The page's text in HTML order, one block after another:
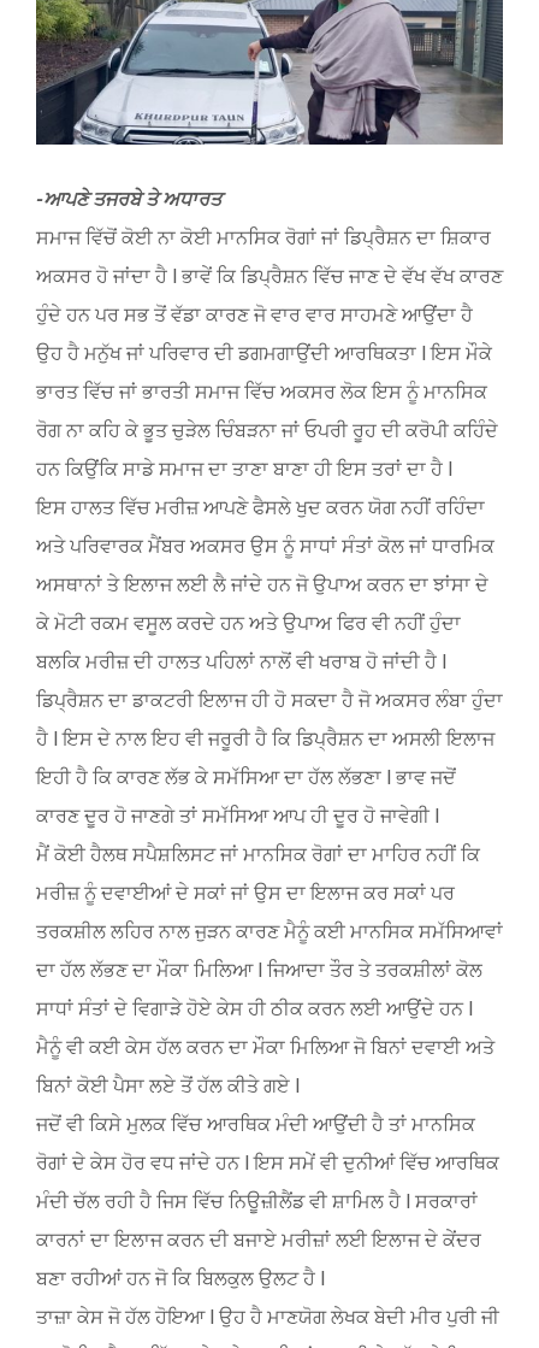
Image
-ਆਪਣੇ ਤਜਰਬੇ ਤੇ ਅਧਾਰਤ
ਸਮਾਜ ਵਿੱਚੋਂ ਕੋਈ ਨਾ ਕੋਈ ਮਾਨਸਿਕ ਰੋਗਾਂ ਜਾਂ ਡਿਪ੍ਰੈਸ਼ਨ ਦਾ ਸ਼ਿਕਾਰ
ਅਕਸਰ ਹੋ ਜਾਂਦਾ ਹੈ l ਭਾਵੇਂ ਕਿ ਡਿਪ੍ਰੈਸ਼ਨ ਵਿੱਚ ਜਾਣ ਦੇ ਵੱਖ ਵੱਖ ਕਾਰਣ
ਹੁੰਦੇ ਹਨ ਪਰ ਸਭ ਤੋਂ ਵੱਡਾ ਕਾਰਣ ਜੋ ਵਾਰ ਵਾਰ ਸਾਹਮਣੇ ਆਉਂਦਾ ਹੈ
ਉਹ ਹੈ ਮਨੁੱਖ ਜਾਂ ਪਰਿਵਾਰ ਦੀ ਡਗਮਗਾਉਂਦੀ ਆਰਥਿਕਤਾ l ਇਸ ਮੌਕੇ
ਭਾਰਤ ਵਿੱਚ ਜਾਂ ਭਾਰਤੀ ਸਮਾਜ ਵਿੱਚ ਅਕਸਰ ਲੋਕ ਇਸ ਨੂੰ ਮਾਨਸਿਕ
ਰੋਗ ਨਾ ਕਹਿ ਕੇ ਭੂਤ ਚੁੜੇਲ ਚਿੰਬੜਨਾ ਜਾਂ ਓਪਰੀ ਰੂਹ ਦੀ ਕਰੋਪੀ ਕਹਿੰਦੇ
ਹਨ ਕਿਉਂਕਿ ਸਾਡੇ ਸਮਾਜ ਦਾ ਤਾਣਾ ਬਾਣਾ ਹੀ ਇਸ ਤਰਾਂ ਦਾ ਹੈ l
ਇਸ ਹਾਲਤ ਵਿੱਚ ਮਰੀਜ਼ ਆਪਣੇ ਫੈਸਲੇ ਖੁਦ ਕਰਨ ਯੋਗ ਨਹੀਂ ਰਹਿੰਦਾ
ਅਤੇ ਪਰਿਵਾਰਕ ਮੈਂਬਰ ਅਕਸਰ ਉਸ ਨੂੰ ਸਾਧਾਂ ਸੰਤਾਂ ਕੋਲ ਜਾਂ ਧਾਰਮਿਕ
ਅਸਥਾਨਾਂ ਤੇ ਇਲਾਜ ਲਈ ਲੈ ਜਾਂਦੇ ਹਨ ਜੋ ਉਪਾਅ ਕਰਨ ਦਾ ਝਾਂਸਾ ਦੇ
ਕੇ ਮੋਟੀ ਰਕਮ ਵਸੂਲ ਕਰਦੇ ਹਨ ਅਤੇ ਉਪਾਅ ਫਿਰ ਵੀ ਨਹੀਂ ਹੁੰਦਾ
ਬਲਕਿ ਮਰੀਜ਼ ਦੀ ਹਾਲਤ ਪਹਿਲਾਂ ਨਾਲੋਂ ਵੀ ਖਰਾਬ ਹੋ ਜਾਂਦੀ ਹੈ l
ਡਿਪ੍ਰੈਸ਼ਨ ਦਾ ਡਾਕਟਰੀ ਇਲਾਜ ਹੀ ਹੋ ਸਕਦਾ ਹੈ ਜੋ ਅਕਸਰ ਲੰਬਾ ਹੁੰਦਾ
ਹੈ l ਇਸ ਦੇ ਨਾਲ ਇਹ ਵੀ ਜਰੂਰੀ ਹੈ ਕਿ ਡਿਪ੍ਰੈਸ਼ਨ ਦਾ ਅਸਲੀ ਇਲਾਜ
ਇਹੀ ਹੈ ਕਿ ਕਾਰਣ ਲੱਭ ਕੇ ਸਮੱਸਿਆ ਦਾ ਹੱਲ ਲੱਭਣਾ l ਭਾਵ ਜਦੋਂ
ਕਾਰਣ ਦੂਰ ਹੋ ਜਾਣਗੇ ਤਾਂ ਸਮੱਸਿਆ ਆਪ ਹੀ ਦੂਰ ਹੋ ਜਾਵੇਗੀ l
ਮੈਂ ਕੋਈ ਹੈਲਥ ਸਪੈਸ਼ਲਿਸਟ ਜਾਂ ਮਾਨਸਿਕ ਰੋਗਾਂ ਦਾ ਮਾਹਿਰ ਨਹੀਂ ਕਿ
ਮਰੀਜ਼ ਨੂੰ ਦਵਾਈਆਂ ਦੇ ਸਕਾਂ ਜਾਂ ਉਸ ਦਾ ਇਲਾਜ ਕਰ ਸਕਾਂ ਪਰ
ਤਰਕਸ਼ੀਲ ਲਹਿਰ ਨਾਲ ਜੁੜਨ ਕਾਰਣ ਮੈਨੂੰ ਕਈ ਮਾਨਸਿਕ ਸਮੱਸਿਆਵਾਂ
ਦਾ ਹੱਲ ਲੱਭਣ ਦਾ ਮੌਕਾ ਮਿਲਿਆ l ਜਿਆਦਾ ਤੌਰ ਤੇ ਤਰਕਸ਼ੀਲਾਂ ਕੋਲ
ਸਾਧਾਂ ਸੰਤਾਂ ਦੇ ਵਿਗਾੜੇ ਹੋਏ ਕੇਸ ਹੀ ਠੀਕ ਕਰਨ ਲਈ ਆਉਂਦੇ ਹਨ l
ਮੈਨੂੰ ਵੀ ਕਈ ਕੇਸ ਹੱਲ ਕਰਨ ਦਾ ਮੌਕਾ ਮਿਲਿਆ ਜੋ ਬਿਨਾਂ ਦਵਾਈ ਅਤੇ
ਬਿਨਾਂ ਕੋਈ ਪੈਸਾ ਲਏ ਤੋਂ ਹੱਲ ਕੀਤੇ ਗਏ l
ਜਦੋਂ ਵੀ ਕਿਸੇ ਮੁਲਕ ਵਿੱਚ ਆਰਥਿਕ ਮੰਦੀ ਆਉਂਦੀ ਹੈ ਤਾਂ ਮਾਨਸਿਕ
ਰੋਗਾਂ ਦੇ ਕੇਸ ਹੋਰ ਵਧ ਜਾਂਦੇ ਹਨ l ਇਸ ਸਮੇਂ ਵੀ ਦੁਨੀਆਂ ਵਿੱਚ ਆਰਥਿਕ
ਮੰਦੀ ਚੱਲ ਰਹੀ ਹੈ ਜਿਸ ਵਿੱਚ ਨਿਊਜ਼ੀਲੈਂਡ ਵੀ ਸ਼ਾਮਿਲ ਹੈ l ਸਰਕਾਰਾਂ
ਕਾਰਨਾਂ ਦਾ ਇਲਾਜ ਕਰਨ ਦੀ ਬਜਾਏ ਮਰੀਜ਼ਾਂ ਲਈ ਇਲਾਜ ਦੇ ਕੇਂਦਰ
ਬਣਾ ਰਹੀਆਂ ਹਨ ਜੋ ਕਿ ਬਿਲਕੁਲ ਉਲਟ ਹੈ l
ਤਾਜ਼ਾ ਕੇਸ ਜੋ ਹੱਲ ਹੋਇਆ l ਉਹ ਹੈ ਮਾਣਯੋਗ ਲੇਖਕ ਬੇਦੀ ਮੀਰ ਪੁਰੀ ਜੀ